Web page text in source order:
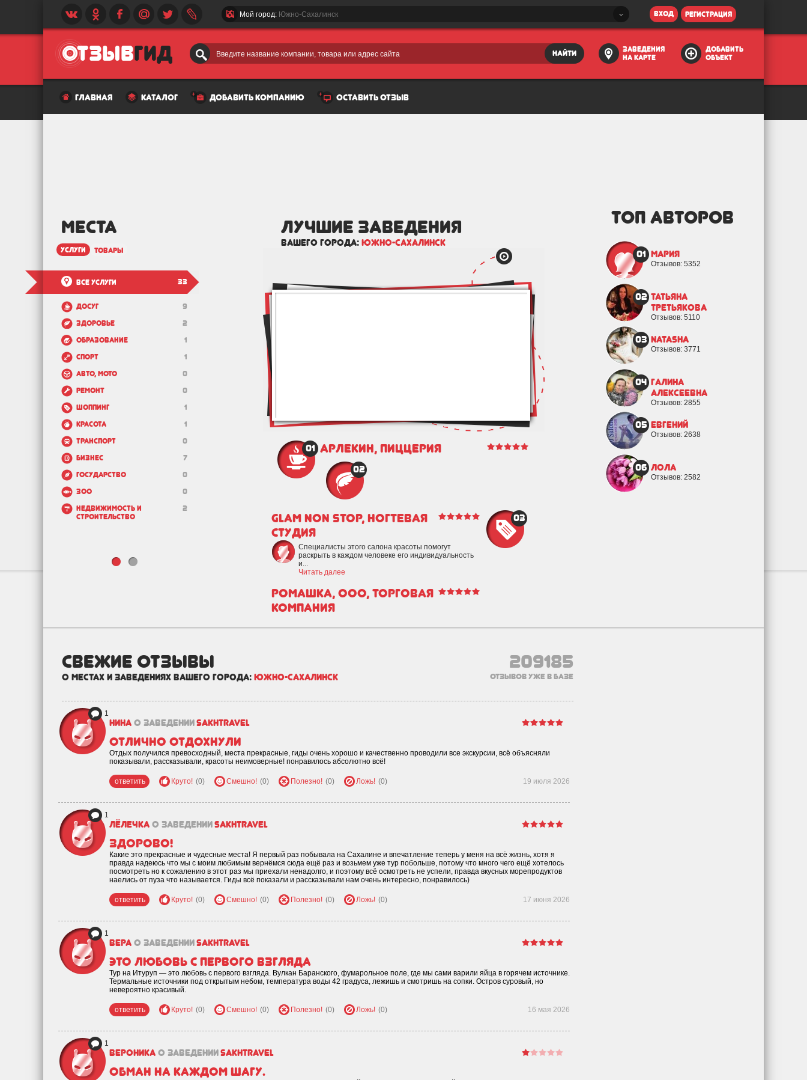
Введите название компании, товара или адрес сайта
Мой город: Южно-Сахалинск вход регистрация
найти
заведения
на карте
добавить
объект
главная каталог добавить компанию оставить отзыв
МЕСТА
услуги товары
33
Все услуги
9
Досуг
2
Здоровье
1
Образование
1
Спорт
0
Авто, мото
0
Ремонт
1
Шоппинг
1
Красота
0
Транспорт
7
Бизнес
0
Государство
0
Зоо
2
Недвижимость и
строительство
ТОП АВТОРОВ
01 Мария
Отзывов: 5352
02 Татьяна
Третьякова
Отзывов: 5110
03 natasha
Отзывов: 3771
04 Галина
Алексеевна
Отзывов: 2855
05 евгений
Отзывов: 2638
06 Лола
Отзывов: 2582
лучшие Заведения
вашего города: Южно-Сахалинск
01 Арлекин, пиццерия
02
Glam non stop, ногтевая
студия
Специалисты этого салона красоты помогут
раскрыть в каждом человеке его индивидуальность
и...
Читать далее
03
Ромашка, ООО, торговая
компания
свежие отзывы
о местах и заведениях вашего города: Южно-Сахалинск
209185
отзывов уже в базе
1
Нина о заведенииSakhTravel
Отлично отдохнули
Отдых получился превосходный, места прекрасные, гиды очень хорошо и качественно проводили все экскурсии, всё объясняли
показывали, рассказывали, красоты неимоверные! понравилось абсолютно всё!
ответить Круто! (0) Смешно! (0) Полезно! (0) Ложь! (0) 19 июля 2026
1
Лёлечка о заведенииSakhTravel
Здорово!
Какие это прекрасные и чудесные места! Я первый раз побывала на Сахалине и впечатление теперь у меня на всё жизнь, хотя я
правда надеюсь что мы с моим любимым вернёмся сюда ещё раз и возьмем уже тур побольше, потому что много чего ещё хотелось
посмотреть но к сожалению в этот раз мы приехали ненадолго, и поэтому всё осмотреть не успели, правда вкусных морепродуктов
наелись от пуза что называется. Гиды всё показали и рассказывали нам очень интересно, понравилось)
ответить Круто! (0) Смешно! (0) Полезно! (0) Ложь! (0) 17 июня 2026
1
Вера о заведенииSakhTravel
это любовь с первого взгляда
Тур на Итуруп — это любовь с первого взгляда. Вулкан Баранского, фумарольное поле, где мы сами варили яйца в горячем источнике.
Термальные источники под открытым небом, температура воды 42 градуса, лежишь и смотришь на сопки. Остров суровый, но
невероятно красивый.
ответить Круто! (0) Смешно! (0) Полезно! (0) Ложь! (0) 16 мая 2026
1
Вероника о заведенииSakhTravel
Обман на каждом шагу.